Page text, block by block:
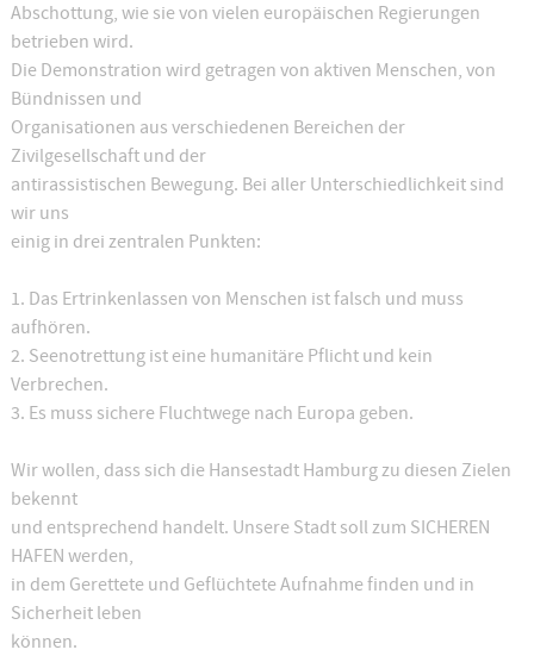
Abschottung, wie sie von vielen europäischen Regierungen
betrieben wird.
Die Demonstration wird getragen von aktiven Menschen, von
Bündnissen und
Organisationen aus verschiedenen Bereichen der
Zivilgesellschaft und der
antirassistischen Bewegung. Bei aller Unterschiedlichkeit sind
wir uns
einig in drei zentralen Punkten:
1. Das Ertrinkenlassen von Menschen ist falsch und muss
aufhören.
2. Seenotrettung ist eine humanitäre Pflicht und kein
Verbrechen.
3. Es muss sichere Fluchtwege nach Europa geben.
Wir wollen, dass sich die Hansestadt Hamburg zu diesen Zielen
bekennt
und entsprechend handelt. Unsere Stadt soll zum SICHEREN
HAFEN werden,
in dem Gerettete und Geflüchtete Aufnahme finden und in
Sicherheit leben
können.